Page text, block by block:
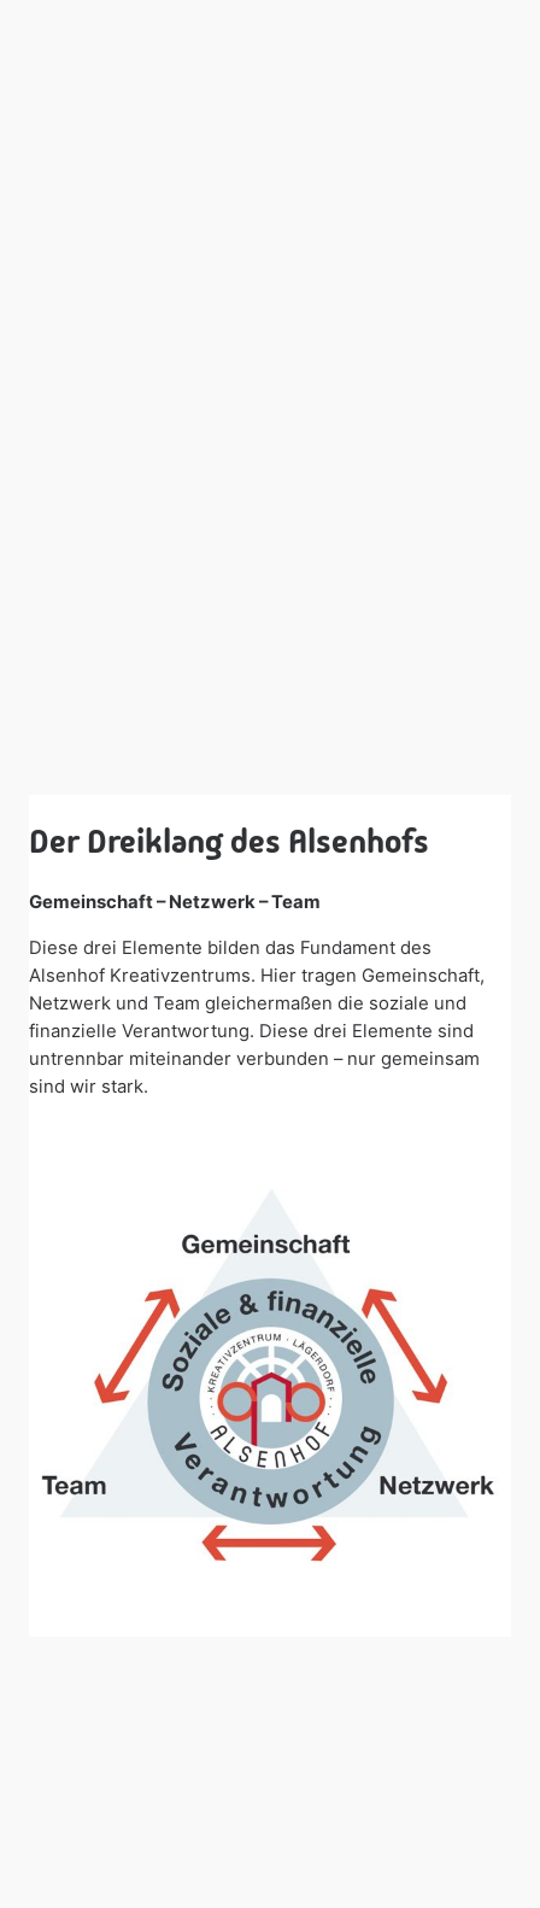
Der Dreiklang des Alsenhofs
Gemeinschaft – Netzwerk – Team
Diese drei Elemente bilden das Fundament des
Alsenhof Kreativzentrums. Hier tragen Gemeinschaft,
Netzwerk und Team gleichermaßen die soziale und
finanzielle Verantwortung. Diese drei Elemente sind
untrennbar miteinander verbunden – nur gemeinsam
sind wir stark.